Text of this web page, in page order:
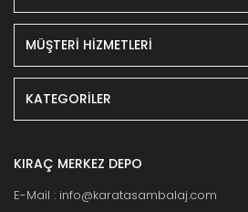
MÜŞTERİ HİZMETLERİ
KATEGORİLER
KIRAÇ MERKEZ DEPO
E-Mail : info@karatasambalaj.com